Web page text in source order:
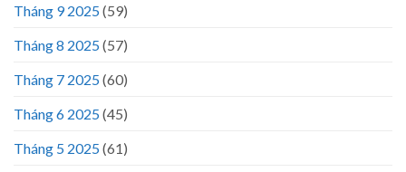
Tháng 9 2025(59)
Tháng 8 2025(57)
Tháng 7 2025(60)
Tháng 6 2025(45)
Tháng 5 2025(61)